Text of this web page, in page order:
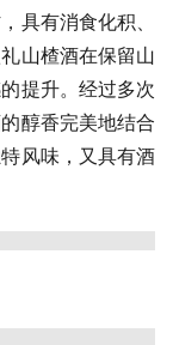
具有消食化积、
山楂酒在保留山
提升。经过多次
醇香完美地结合
风味，又具有酒